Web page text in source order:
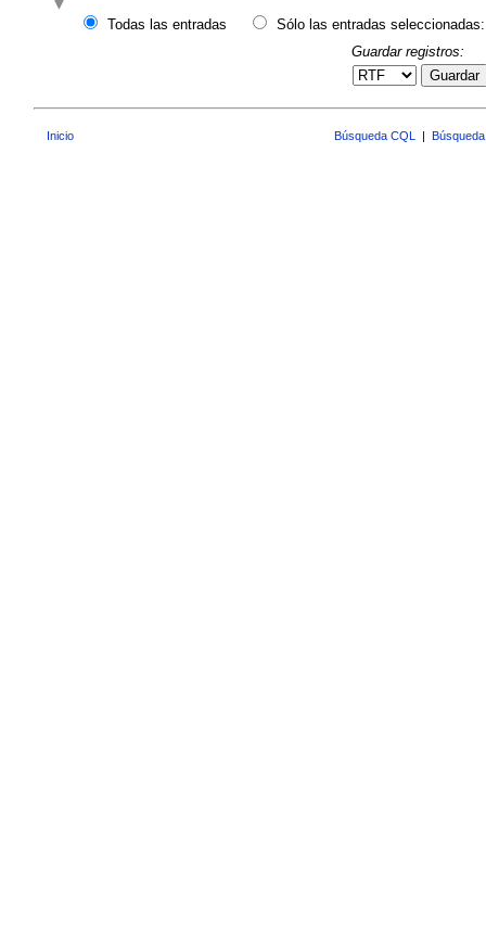
Todas las entradas
Sólo las entradas seleccionadas:
Guardar registros:
Guardar
Inicio Búsqueda CQL